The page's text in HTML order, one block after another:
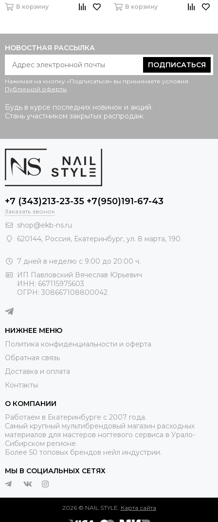
В корзину В корзину
НОВОСТНАЯ РАССЫЛКА
ПОДПИСАТЬСЯ
Нажимая на кнопку «Подписаться» вы принимаете условия
Публичной оферты.
Будь в курсе последних новинок и акций.
Стань участником закрытых распродаж.
+7 (343)213-23-35 +7(950)191-67-43
Заказать звонок
shop@ekb-ns.ru
620144, Россия, Екатеринбург, ул. 8 марта, 190
7 дней в неделю с 9:00 до 20:00 ч.
ИП Павловский Вячеслав Юрьевич
ИНН: 667115975603
ОГРН: 308667108800042
НИЖНЕЕ МЕНЮ
Политика конфиденциальности и оферта
Обратная связь
Доставка и оплата
Контакты
О КОМПАНИИ
Работаем в Екатеринбурге с 2007 года.
Самый крупный мультибрендовый магазин расходных
материалов для мастеров ногтевого сервиса в Урало-
Сибирском регионе.
Более 50 топовых брендов нейл индустрии.
МЫ В СОЦИАЛЬНЫХ СЕТЯХ
2026 © NAIL STYLE. Карта сайта